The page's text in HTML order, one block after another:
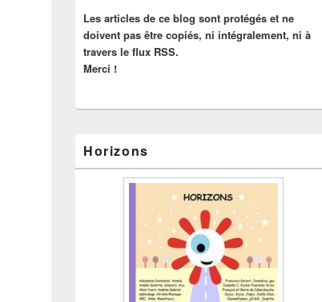
Les articles de ce blog sont protégés et ne
doivent pas être copiés, ni intégralement, ni à
travers le flux RSS.
Merci !
Horizons